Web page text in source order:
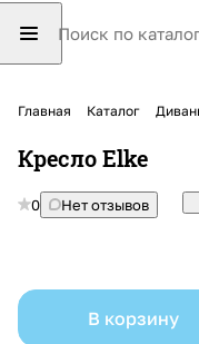
Главная Каталог
Кресло Elke
0 Нет отзывов
В корзину